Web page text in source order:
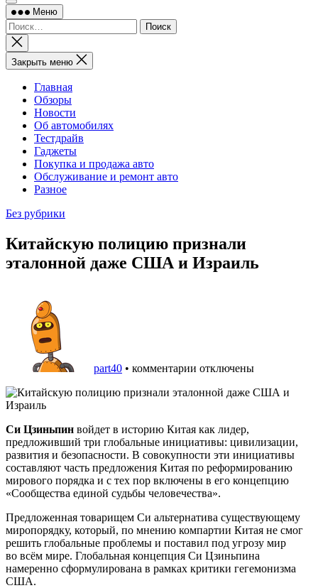
Меню
Найти:
Закрыть
поиск
Закрыть меню
Главная
Обзоры
Новости
Об автомобилях
Тестдрайв
Гаджеты
Покупка и продажа авто
Обслуживание и ремонт авто
Разное
Без рубрики
Китайскую полицию признали
эталонной даже США и Израиль
part40 • комментарии отключены
Си Цзиньпин войдет в историю Китая как лидер,
предложивший три глобальные инициативы: цивилизации,
развития и безопасности. В совокупности эти инициативы
составляют часть предложения Китая по реформированию
мирового порядка и с тех пор включены в его концепцию
«Сообщества единой судьбы человечества».
Предложенная товарищем Си альтернатива существующему
миропорядку, который, по мнению компартии Китая не смог
решить глобальные проблемы и поставил под угрозу мир
во всём мире. Глобальная концепция Си Цзиньпина
намеренно сформулирована в рамках критики гегемонизма
США.